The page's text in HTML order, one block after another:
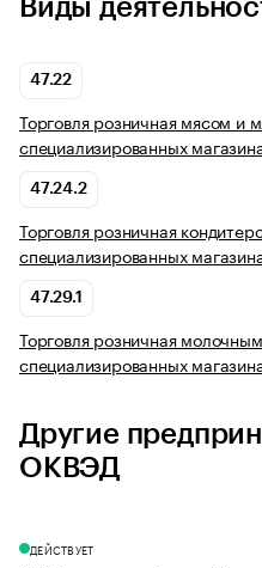
Виды
47.22
Торговля розничная мясом и
специализированных
47.24.2
Торговля розничная
специализированных
47.29.1
Торговля розничная
специализированных
Другие
ОКВЭД
ДЕЙСТВУЕТ